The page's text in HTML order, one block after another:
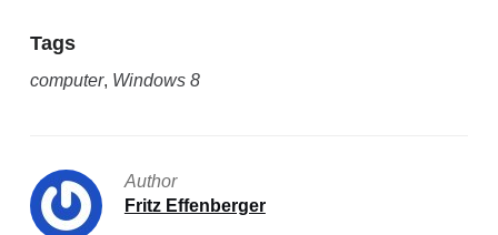
Tags
computer, Windows 8
Author
Fritz Effenberger